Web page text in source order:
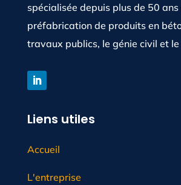
spécialisée depuis plus de 50
préfabrication de produits en
travaux publics, le génie civil et
Liens utiles
Accueil
L'entreprise